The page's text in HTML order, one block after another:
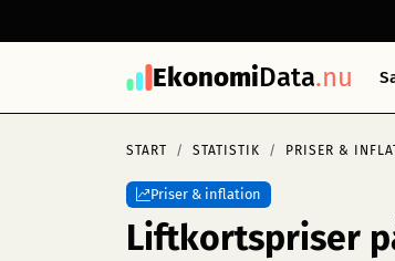
EkonomiData.nu
START STATISTIK PRISER &
Priser & inflation
Liftkortspriser